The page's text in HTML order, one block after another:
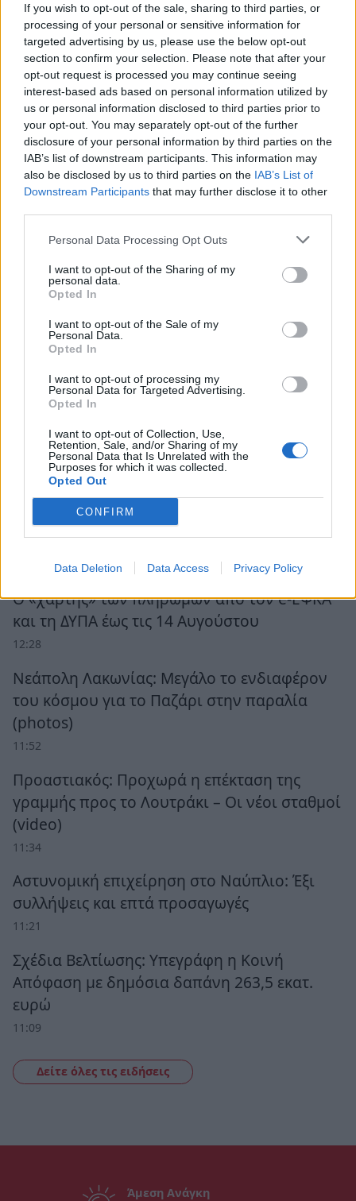
If you wish to opt-out of the sale, sharing to third parties, or
processing of your personal or sensitive information for
targeted advertising by us, please use the below opt-out
section to confirm your selection. Please note that after your
opt-out request is processed you may continue seeing
interest-based ads based on personal information utilized by
us or personal information disclosed to third parties prior to
your opt-out. You may separately opt-out of the further
disclosure of your personal information by third parties on the
IAB’s list of downstream participants. This information may
also be disclosed by us to third parties on the IAB’s List of
Downstream Participants that may further disclose it to other
Personal Data Processing Opt Outs
I want to opt-out of the Sharing of my
personal data.
Opted In
I want to opt-out of the Sale of my
Personal Data.
Opted In
I want to opt-out of processing my
Personal Data for Targeted Advertising.
Opted In
I want to opt-out of Collection, Use,
Retention, Sale, and/or Sharing of my
Personal Data that Is Unrelated with the
Purposes for which it was collected.
Opted Out
CONFIRM
Data Deletion Data Access Privacy Policy
Ροή Ειδήσεων
Ο «χάρτης» των πληρωμών από τον e-ΕΦΚΑ
και τη ΔΥΠΑ έως τις 14 Αυγούστου
12:28
Νεάπολη Λακωνίας: Μεγάλο το ενδιαφέρον
του κόσμου για το Παζάρι στην παραλία
(photos)
11:52
Προαστιακός: Προχωρά η επέκταση της
γραμμής προς το Λουτράκι – Οι νέοι σταθμοί
(video)
11:34
Αστυνομική επιχείρηση στο Ναύπλιο: Έξι
συλλήψεις και επτά προσαγωγές
11:21
Σχέδια Βελτίωσης: Υπεγράφη η Κοινή
Απόφαση με δημόσια δαπάνη 263,5 εκατ.
ευρώ
11:09
Δείτε όλες τις ειδήσεις
Άμεση Ανάγκη